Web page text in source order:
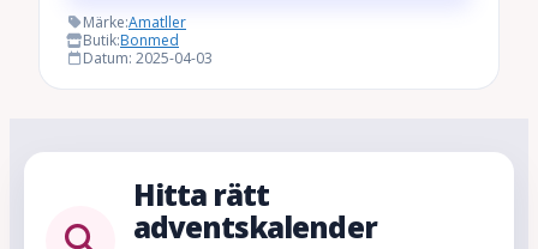
Märke:Amatller
Butik:Bonmed
Datum: 2025-04-03
Hitta rätt
adventskalender